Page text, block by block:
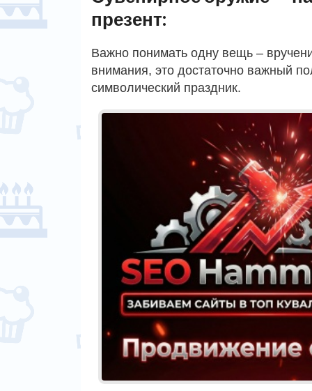
презент:
Важно понимать одну вещь –
внимания, это достаточно важный
символический праздник.